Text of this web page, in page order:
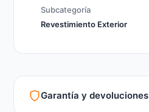
Subcategoría
Revestimiento Exterior
Garantía y devoluciones